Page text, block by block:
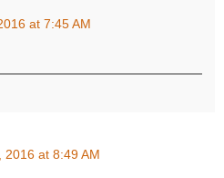
at 7:45 AM
2016 at 8:49 AM